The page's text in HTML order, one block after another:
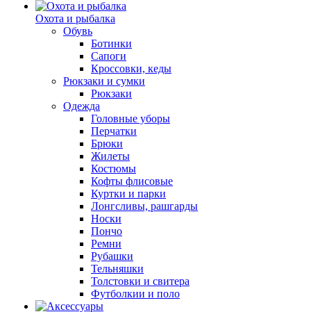
Охота и рыбалка
Обувь
Ботинки
Сапоги
Кроссовки, кеды
Рюкзаки и сумки
Рюкзаки
Одежда
Головные уборы
Перчатки
Брюки
Жилеты
Костюмы
Кофты флисовые
Куртки и парки
Лонгсливы, рашгарды
Носки
Пончо
Ремни
Рубашки
Тельняшки
Толстовки и свитера
Футболкии и поло